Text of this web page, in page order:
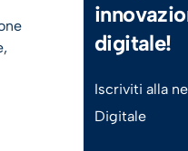
digitale!
Iscriviti alla
Digitale